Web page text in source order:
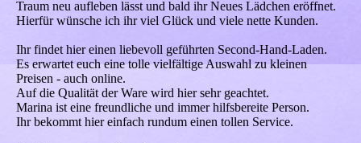
Traum neu aufleben lässt und bald ihr Neues Lädchen eröffnet.
Hierfür wünsche ich ihr viel Glück und viele nette Kunden.
Ihr findet hier einen liebevoll geführten Second-Hand-Laden.
Es erwartet euch eine tolle vielfältige Auswahl zu kleinen
Preisen - auch online.
Auf die Qualität der Ware wird hier sehr geachtet.
Marina ist eine freundliche und immer hilfsbereite Person.
Ihr bekommt hier einfach rundum einen tollen Service.